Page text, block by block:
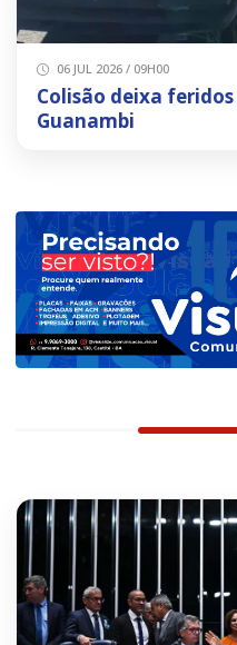
06 JUL 2026 / 09H00
Colisão deixa feridos
Guanambi